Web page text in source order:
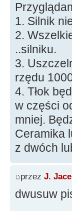
1. Silnik
2.
..silniku.
3.
rzędu
4. Tłok
w części
mniej.
Ceramika
z dwóch
przez J.
dwusuw